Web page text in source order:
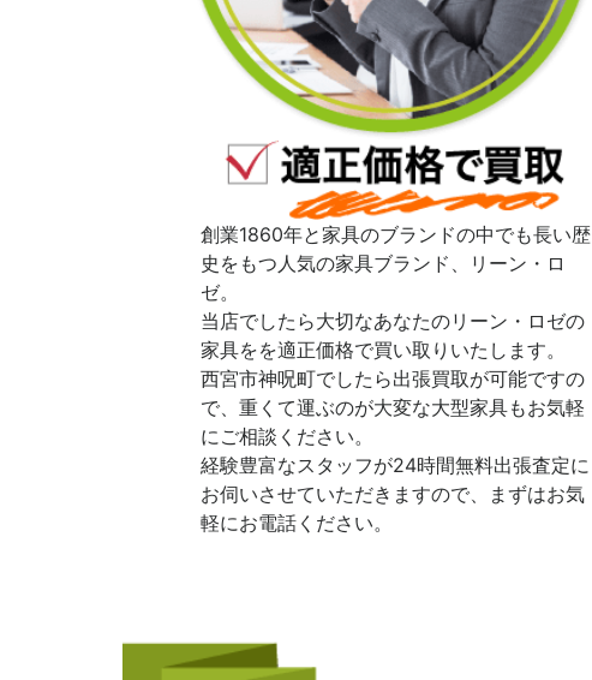
創業1860年と家具のブランドの中でも長い歴
史をもつ人気の家具ブランド、リーン・ロ
ゼ。
当店でしたら大切なあなたのリーン・ロゼの
家具をを適正価格で買い取りいたします。
西宮市神呪町でしたら出張買取が可能ですの
で、重くて運ぶのが大変な大型家具もお気軽
にご相談ください。
経験豊富なスタッフが24時間無料出張査定に
お伺いさせていただきますので、まずはお気
軽にお電話ください。